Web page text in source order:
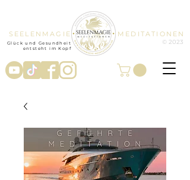
SEELENMAGIE MEDITATIONEN
Glück und Gesundheit
entsteht im Kopf
© 2023